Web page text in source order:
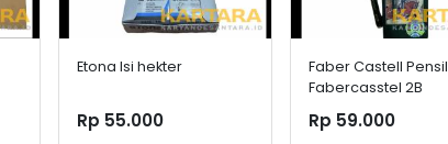
Etona Isi hekter
Rp 55.000
Faber Castell Pensil
Fabercasstel 2B
Rp 59.000